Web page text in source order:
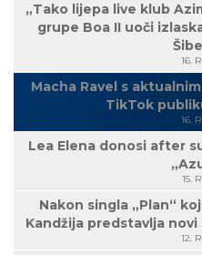
„Tako lijepa live klub
grupe Boa II uoči
16.
Macha Ravel s
TikTok
16.
Lea Elena donosi after
15.
Nakon singla „Plan“
Kandžija predstavlja novi
12.